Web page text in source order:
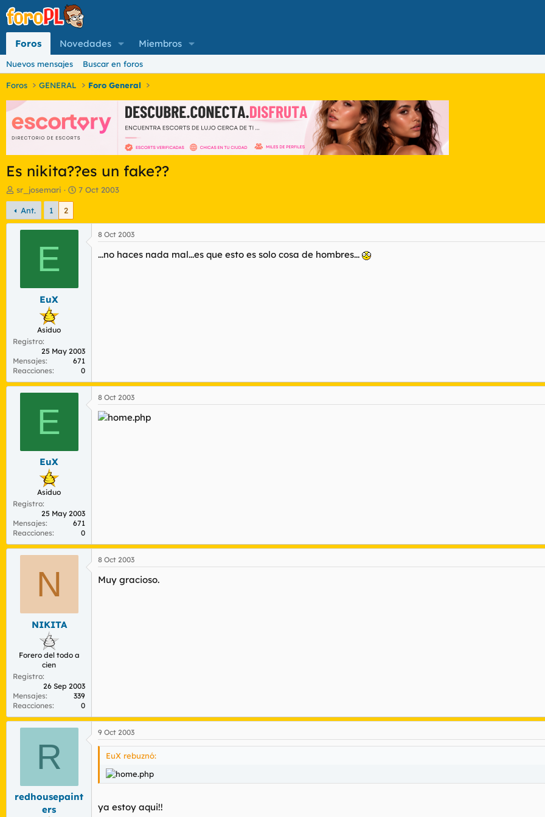
Foros Novedades Miembros
Nuevos mensajes Buscar en foros
Foros GENERAL Foro General
Es nikita??es un fake??
I
n
i
c
d
m
sr_josemari
F
h
a
i
7 Oct 2003
Ant. 1 2
E
EuX
Asiduo
Registro
25 May 2003
Mensajes
671
Reacciones
0
8 Oct 2003
...no haces nada mal...es que esto es solo cosa de hombres...
E
EuX
Asiduo
Registro
25 May 2003
Mensajes
671
Reacciones
0
8 Oct 2003
N
NIKITA
Forero del todo a
cien
Registro
26 Sep 2003
Mensajes
339
Reacciones
0
8 Oct 2003
Muy gracioso.
R
redhousepaint
ers
9 Oct 2003
EuX rebuznó:
ya estoy aqui!!